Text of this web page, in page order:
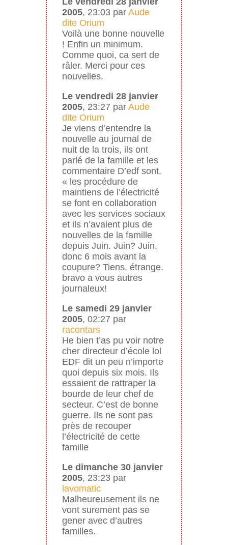
2005, 23:03 par Aude
dite Orium
Voilà une bonne nouvelle
! Enfin un minimum.
Comme quoi, ca sert de
râler. Merci pour ces
nouvelles.
Le vendredi 28 janvier
2005, 23:27 par Aude
dite Orium
Je viens d’entendre la
nouvelle au journal de
nuit de la trois, ils ont
parlé de la famille et les
commentaire D’edf sont,
« les procédure de
maintiens de l’électricité
se font en collaboration
avec les services sociaux
et ils n’avaient plus de
nouvelles de la famille
depuis Juin. Juin? Juin,
donc 6 mois avant la
coupure? Tiens, étrange.
bravo a vous autres
journaleux!
Le samedi 29 janvier
2005, 02:27 par
racontars
He bien t’as pu voir notre
cher directeur d’école lol
EDF dit un peu n’importe
quoi depuis six mois. Ils
essaient de rattraper la
bourde de leur chef de
secteur. C’est de bonne
guerre. Ils ne sont pas
près de recouper
l’électricité de cette
famille
Le dimanche 30 janvier
2005, 23:23 par
lavomatic
Malheureusement ils ne
vont surement pas se
gener avec d’autres
familles.